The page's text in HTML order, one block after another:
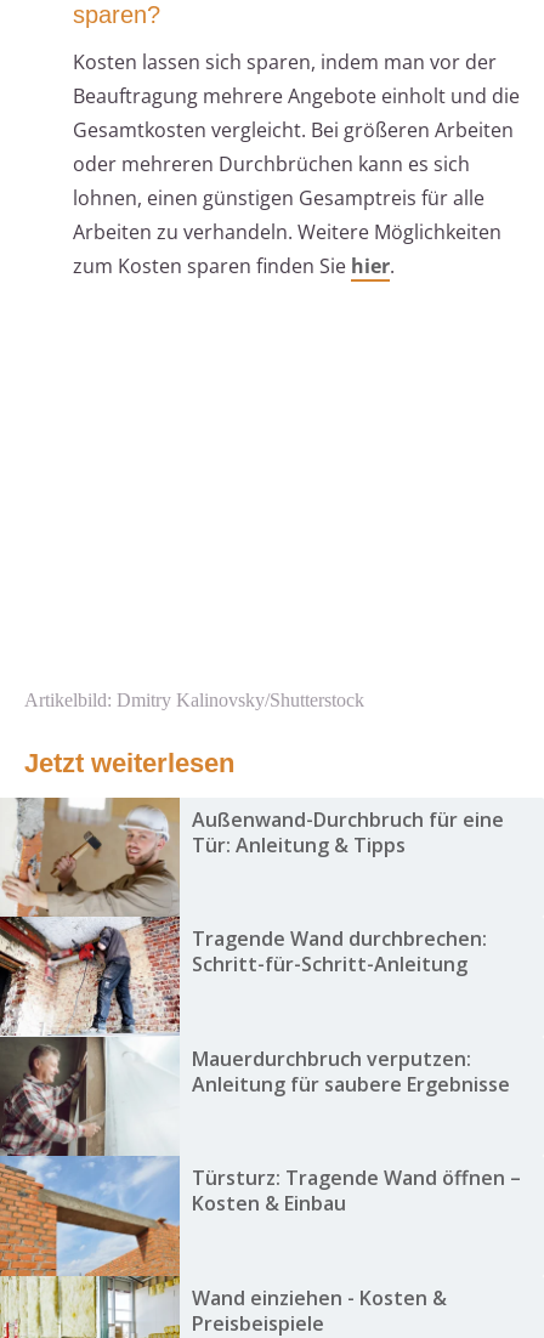
sparen?
Kosten lassen sich sparen, indem man vor der
Beauftragung mehrere Angebote einholt und die
Gesamtkosten vergleicht. Bei größeren Arbeiten
oder mehreren Durchbrüchen kann es sich
lohnen, einen günstigen Gesamptreis für alle
Arbeiten zu verhandeln. Weitere Möglichkeiten
zum Kosten sparen finden Sie hier.
Artikelbild: Dmitry Kalinovsky/Shutterstock
Jetzt weiterlesen
Außenwand-Durchbruch für eine
Tür: Anleitung & Tipps
Tragende Wand durchbrechen:
Schritt-für-Schritt-Anleitung
Mauerdurchbruch verputzen:
Anleitung für saubere Ergebnisse
Türsturz: Tragende Wand öffnen –
Kosten & Einbau
Wand einziehen - Kosten &
Preisbeispiele